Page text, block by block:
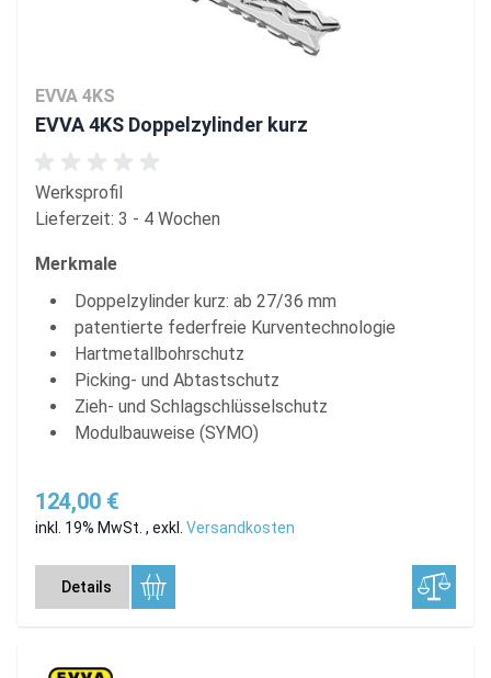
EVVA 4KS
EVVA 4KS Doppelzylinder kurz
Werksprofil
Lieferzeit: 3 - 4 Wochen
Merkmale
Doppelzylinder kurz: ab 27/36 mm
patentierte federfreie Kurventechnologie
Hartmetallbohrschutz
Picking- und Abtastschutz
Zieh- und Schlagschlüsselschutz
Modulbauweise (SYMO)
124,00 €
inkl. 19% MwSt. , exkl. Versandkosten
Details